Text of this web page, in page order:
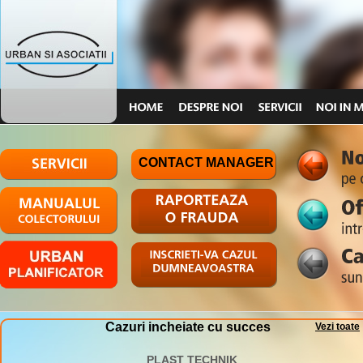
CONTACT MANAGER
Cazuri incheiate cu succes Vezi toate
PLAST TECHNIK